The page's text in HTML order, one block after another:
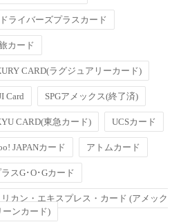
ライバーズプラスカード
カード
CARD(ラグジュアリーカード)
Card SPGアメックス(終了済)
CARD(東急カード) UCSカード
JAPANカード アトムカード
スG･O･Gカード
カン・エキスプレス・カード (アメック
ーンカード)